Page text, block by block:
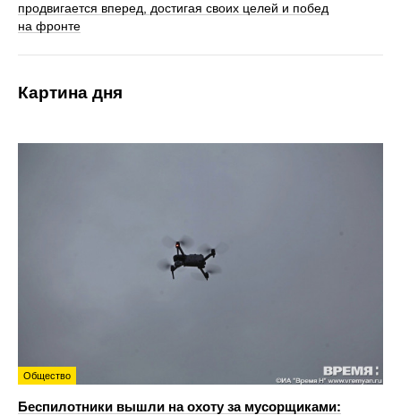
продвигается вперед, достигая своих целей и побед
на фронте
Картина дня
Общество
Беспилотники вышли на охоту за мусорщиками: